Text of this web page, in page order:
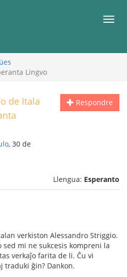
Lingvo
Respondre
de Itala
, 30 de
Llengua: Esperanto
verkiston Alessandro Striggio.
mi ne sukcesis kompreni la
verkaĵo farita de li. Ĉu vi
traduki ĝin? Dankon.